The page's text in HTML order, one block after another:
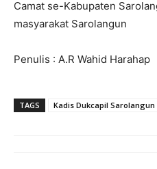
Camat se-Kabupaten
masyarakat Sarolangun
Penulis : A.R Wahid Harahap
TAGS Kadis Dukcapil Sarolangun